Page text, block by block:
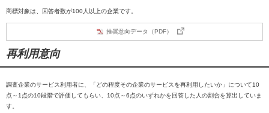
商標対象は、回答者数が100人以上の企業です。
推奨意向データ（PDF）
再利用意向
調査企業のサービス利用者に、「どの程度その企業のサービスを再利用したいか」について10
点～1点の10段階で評価してもらい、10点～6点のいずれかを回答した人の割合を算出していま
す。